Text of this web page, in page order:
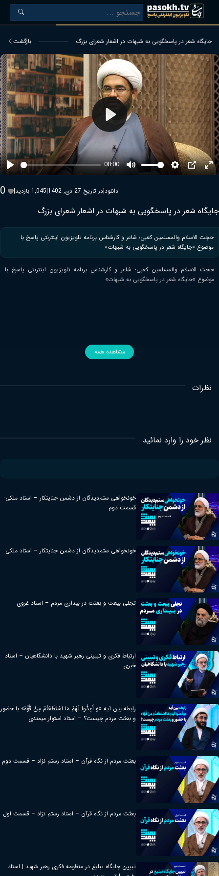
جایگاه شعر در پاسخگویی به شبهات در اشعار شعرای بزرگ بازگشت
Play
00:00
Mute SettingsPIP
Play
0 | 1,045 بازدید| در تاریخ 27 دی, 1402|دانلود
جایگاه شعر در پاسخگویی به شبهات در اشعار شعرای بزرگ
حجت الاسلام والمسلمین کعبی؛ شاعر و کارشناس برنامه تلویزیون اینترنتی پاسخ با
موضوع «جایگاه شعر در پاسخگویی به شبهات»
حجت الاسلام والمسلمین کعبی؛ شاعر و کارشناس برنامه تلویزیون اینترنتی پاسخ با
موضوع «جایگاه شعر در پاسخگویی به شبهات»
مشاهده همه
نظرات
نظر خود را وارد نمائید
خونخواهی ستم‌دیدگان از دشمن جنایتکار – استاد ملکی-
قسمت دوم
خونخواهی ستم‌دیدگان از دشمن جنایتکار – استاد ملکی
تجلی بیعت و بعثت در بیداری مردم – استاد غروی
ارتباط فکری و تبیینی رهبر شهید با دانشگاهیان – استاد
خیری
رابطه بین آیه «وَ أَعِدُّوا لَهُمْ مَا اسْتَطَعْتُمْ مِنْ قُوَّة» با حضور
و بعثت مردم چیست؟ – استاد استوار میمندی
بعثت مردم از نگاه قرآن – استاد رستم نژاد – قسمت دوم
بعثت مردم از نگاه قرآن – استاد رستم نژاد – قسمت اول
تبیین جایگاه تبلیغ در منظومه فکری رهبر شهید | استاد